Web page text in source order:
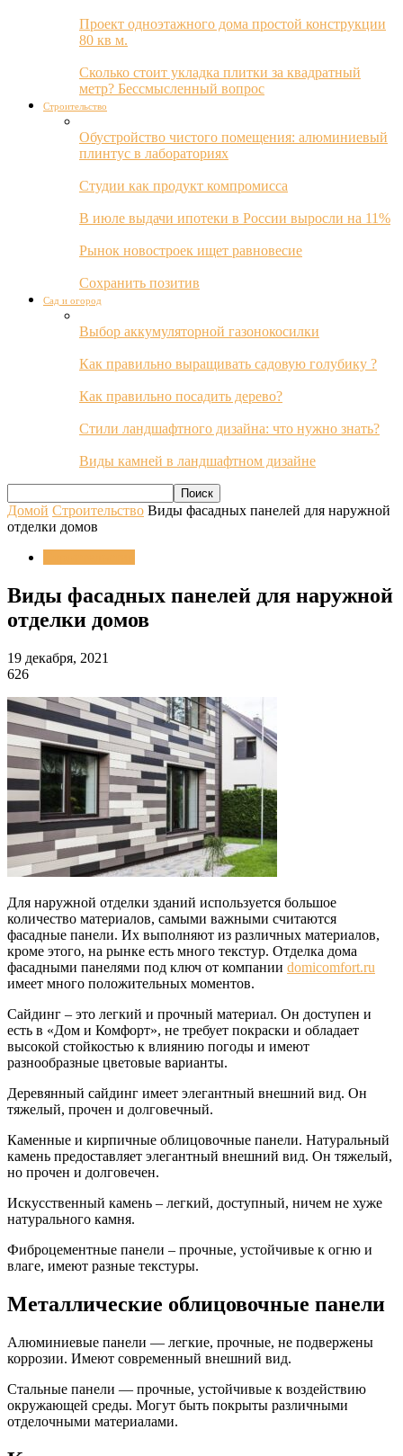
Проект одноэтажного дома простой конструкции
80 кв м.
Сколько стоит укладка плитки за квадратный
метр? Бессмысленный вопрос
Строительство
Обустройство чистого помещения: алюминиевый
плинтус в лабораториях
Студии как продукт компромисса
В июле выдачи ипотеки в России выросли на 11%
Рынок новостроек ищет равновесие
Сохранить позитив
Сад и огород
Выбор аккумуляторной газонокосилки
Как правильно выращивать садовую голубику ?
Как правильно посадить дерево?
Стили ландшафтного дизайна: что нужно знать?
Виды камней в ландшафтном дизайне
Домой Строительство Виды фасадных панелей для наружной
отделки домов
Виды фасадных панелей для наружной
отделки домов
19 декабря, 2021
626
Для наружной отделки зданий используется большое
количество материалов, самыми важными считаются
фасадные панели. Их выполняют из различных материалов,
кроме этого, на рынке есть много текстур. Отделка дома
фасадными панелями под ключ от компании domicomfort.ru
имеет много положительных моментов.
Сайдинг – это легкий и прочный материал. Он доступен и
есть в «Дом и Комфорт», не требует покраски и обладает
высокой стойкостью к влиянию погоды и имеют
разнообразные цветовые варианты.
Деревянный сайдинг имеет элегантный внешний вид. Он
тяжелый, прочен и долговечный.
Каменные и кирпичные облицовочные панели. Натуральный
камень предоставляет элегантный внешний вид. Он тяжелый,
но прочен и долговечен.
Искусственный камень – легкий, доступный, ничем не хуже
натурального камня.
Фиброцементные панели – прочные, устойчивые к огню и
влаге, имеют разные текстуры.
Металлические облицовочные панели
Алюминиевые панели — легкие, прочные, не подвержены
коррозии. Имеют современный внешний вид.
Стальные панели — прочные, устойчивые к воздействию
окружающей среды. Могут быть покрыты различными
отделочными материалами.